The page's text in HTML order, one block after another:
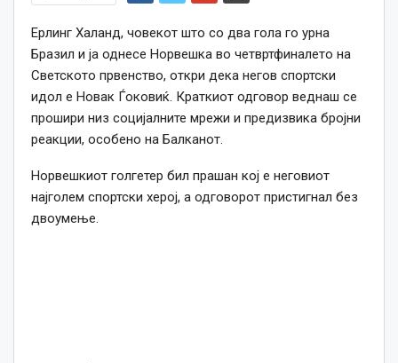
Ерлинг Халанд, човекот што со два гола го урна
Бразил и ја однесе Норвешка во четвртфиналето на
Светското првенство, откри дека негов спортски
идол е Новак Ѓоковиќ. Краткиот одговор веднаш се
прошири низ социјалните мрежи и предизвика бројни
реакции, особено на Балканот.
Норвешкиот голгетер бил прашан кој е неговиот
најголем спортски херој, а одговорот пристигнал без
двоумење.